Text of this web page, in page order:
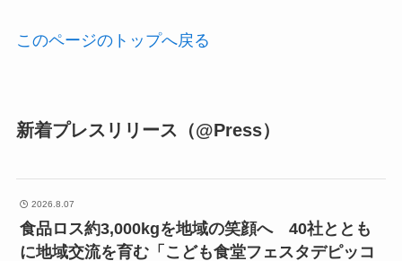
このページのトップへ戻る
新着プレスリリース（@Press）
2026.8.07
食品ロス約3,000kgを地域の笑顔へ 40社ととも
に地域交流を育む「こども食堂フェスタデピッコ